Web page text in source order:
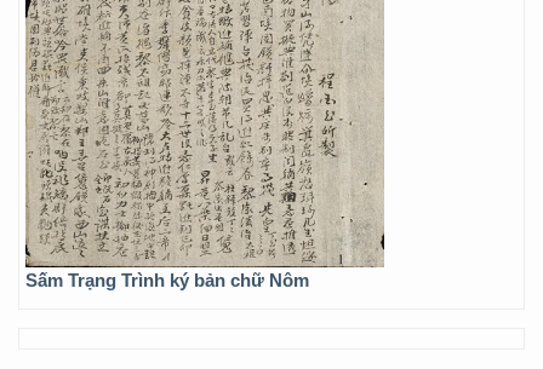
Sấm Trạng Trình ký bản chữ Nôm